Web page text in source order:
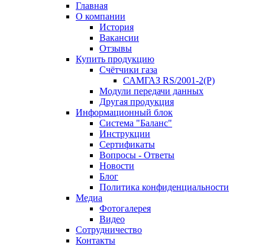
Главная
О компании
История
Вакансии
Отзывы
Купить продукцию
Счётчики газа
САМГАЗ RS/2001-2(Р)
Модули передачи данных
Другая продукция
Информационный блок
Система "Баланс"
Инструкции
Cертификаты
Вопросы - Ответы
Новости
Блог
Политика конфиденциальности
Медиа
Фотогалерея
Видео
Сотрудничество
Контакты